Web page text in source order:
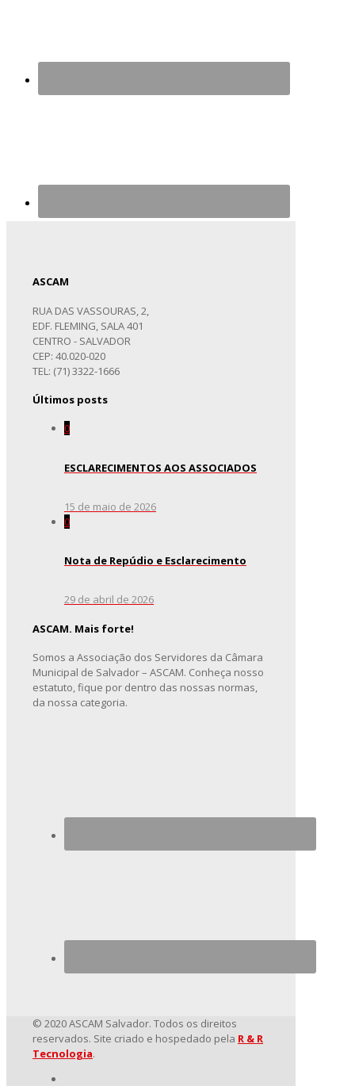
ASCAM
RUA DAS VASSOURAS, 2,
EDF. FLEMING, SALA 401
CENTRO - SALVADOR
CEP: 40.020-020
TEL: (71) 3322-1666
Últimos posts
0
ESCLARECIMENTOS AOS ASSOCIADOS
15 de maio de 2026
0
Nota de Repúdio e Esclarecimento
29 de abril de 2026
ASCAM. Mais forte!
Somos a Associação dos Servidores da Câmara
Municipal de Salvador – ASCAM. Conheça nosso
estatuto, fique por dentro das nossas normas,
da nossa categoria.
© 2020 ASCAM Salvador. Todos os direitos
reservados. Site criado e hospedado pela R & R
Tecnologia.